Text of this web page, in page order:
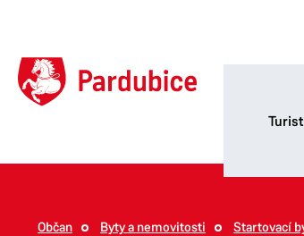
Občan Byty a nemovitosti Startovací